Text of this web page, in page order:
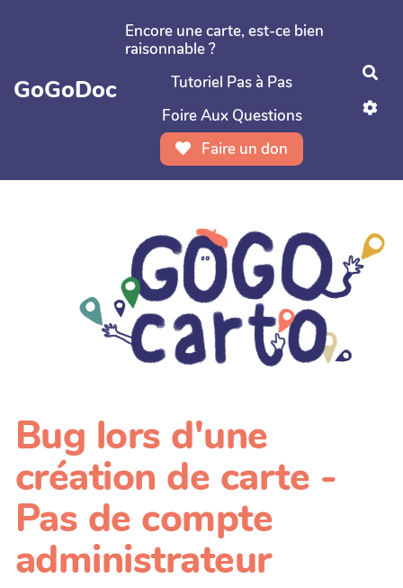
Aller au contenu principal
GoGoDoc
Encore une carte, est-ce bien
raisonnable ?
Tutoriel Pas à Pas
Foire Aux Questions
Faire un don
Bug lors d'une
création de carte -
Pas de compte
administrateur